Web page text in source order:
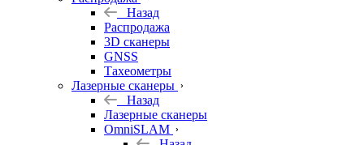
оборудование
Назад
Распродажа
3D сканеры
GNSS
Тахеометры
Лазерные сканеры
Назад
Лазерные сканеры
OmniSLAM